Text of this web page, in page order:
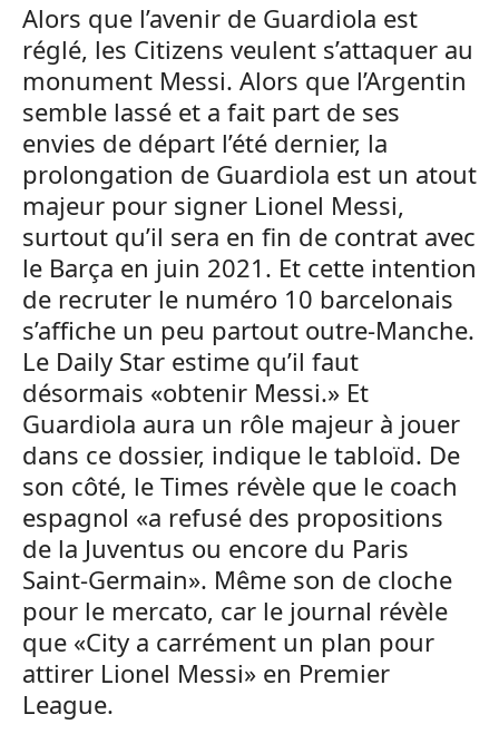
Alors que l’avenir de Guardiola est
réglé, les Citizens veulent s’attaquer au
monument Messi. Alors que l’Argentin
semble lassé et a fait part de ses
envies de départ l’été dernier, la
prolongation de Guardiola est un atout
majeur pour signer Lionel Messi,
surtout qu’il sera en fin de contrat avec
le Barça en juin 2021. Et cette intention
de recruter le numéro 10 barcelonais
s’affiche un peu partout outre-Manche.
Le Daily Star estime qu’il faut
désormais «obtenir Messi.» Et
Guardiola aura un rôle majeur à jouer
dans ce dossier, indique le tabloïd. De
son côté, le Times révèle que le coach
espagnol «a refusé des propositions
de la Juventus ou encore du Paris
Saint-Germain». Même son de cloche
pour le mercato, car le journal révèle
que «City a carrément un plan pour
attirer Lionel Messi» en Premier
League.